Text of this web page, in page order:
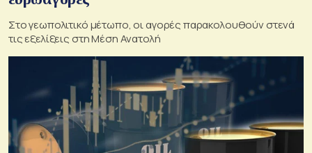
Στο γεωπολιτικό μέτωπο, οι αγορές παρακολουθούν στενά
τις εξελίξεις στη Μέση Ανατολή